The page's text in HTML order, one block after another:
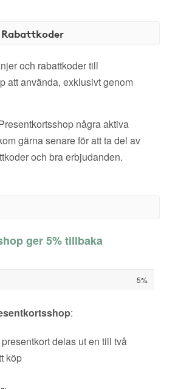
och rabattkoder till
att använda, exklusivt genom
några aktiva
gärna senare för att ta del av
och bra erbjudanden.
ger 5% tillbaka
5%
:
delas ut en till två
köp